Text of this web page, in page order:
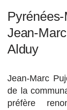
Jean-
Alduy
Jean-Marc
de la
préfère